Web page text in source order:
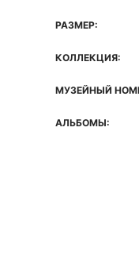
РАЗМЕР:
КОЛЛЕКЦИЯ:
МУЗЕЙНЫЙ
АЛЬБОМЫ: